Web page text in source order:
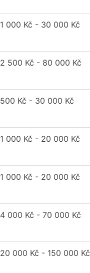
1 000 Kč - 30 000 Kč
2 500 Kč - 80 000 Kč
500 Kč - 30 000 Kč
1 000 Kč - 20 000 Kč
1 000 Kč - 20 000 Kč
4 000 Kč - 70 000 Kč
20 000 Kč - 150 000 Kč